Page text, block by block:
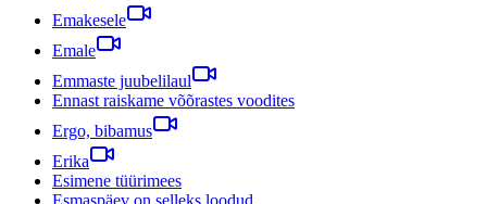
Emakesele
Emale
Emmaste juubelilaul
Ennast raiskame võõrastes voodites
Ergo, bibamus
Erika
Esimene tüürimees
Esmaspäev on selleks loodud